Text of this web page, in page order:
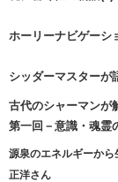
ホーリーナビゲーシ
シッダーマスターが
古代のシャーマンが
第一回－意識・魂霊
源泉のエネルギーか
正洋さん